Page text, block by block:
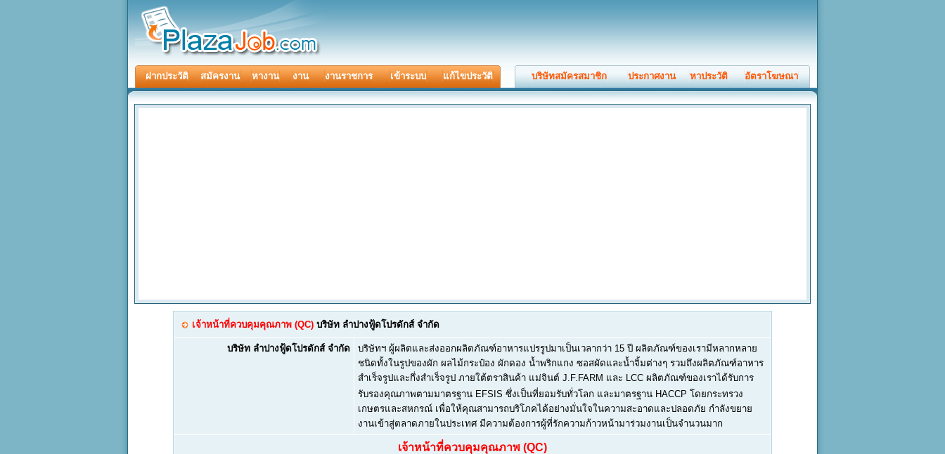
ฝากประวัติ สมัครงาน หางาน งาน งานราชการ เข้าระบบ แก้ไขประวัติ บริษัทสมัครสมาชิก ประกาศงาน หาประวัติ อัตราโฆษณา
เจ้าหน้าที่ควบคุมคุณภาพ (QC) บริษัท ลำปางฟู้ดโปรดักส์ จำกัด
บริษัท ลำปางฟู้ดโปรดักส์ จำกัด
บริษัทฯ ผู้ผลิตและส่งออกผลิตภัณฑ์อาหารแปรรูปมาเป็นเวลากว่า 15 ปี ผลิตภัณฑ์ของเรามีหลากหลาย
ชนิดทั้งในรูปของผัก ผลไม้กระป๋อง ผักดอง น้ำพริกแกง ซอสผัดและน้ำจิ้มต่างๆ รวมถึงผลิตภัณฑ์อาหาร
สำเร็จรูปและกึ่งสำเร็จรูป ภายใต้ตราสินค้า แม่จินต์ J.F.FARM และ LCC ผลิตภัณฑ์ของเราได้รับการ
รับรองคุณภาพตามมาตรฐาน EFSIS ซึ่งเป็นที่ยอมรับทั่วโลก และมาตรฐาน HACCP โดยกระทรวง
เกษตรและสหกรณ์ เพื่อให้คุณสามารถบริโภคได้อย่างมั่นใจในความสะอาดและปลอดภัย กำลังขยาย
งานเข้าสู่ตลาดภายในประเทศ มีความต้องการผู้ที่รักความก้าวหน้ามาร่วมงานเป็นจำนวนมาก
เจ้าหน้าที่ควบคุมคุณภาพ (QC)